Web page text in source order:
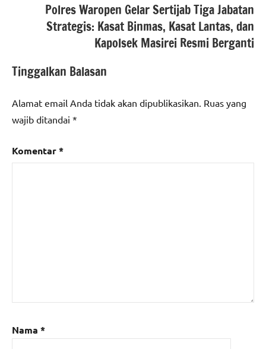
Polres Waropen Gelar Sertijab Tiga Jabatan
Strategis: Kasat Binmas, Kasat Lantas, dan
Kapolsek Masirei Resmi Berganti
Tinggalkan Balasan
Alamat email Anda tidak akan dipublikasikan. Ruas yang
wajib ditandai *
Komentar*
Nama *